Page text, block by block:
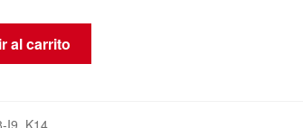
al carrito